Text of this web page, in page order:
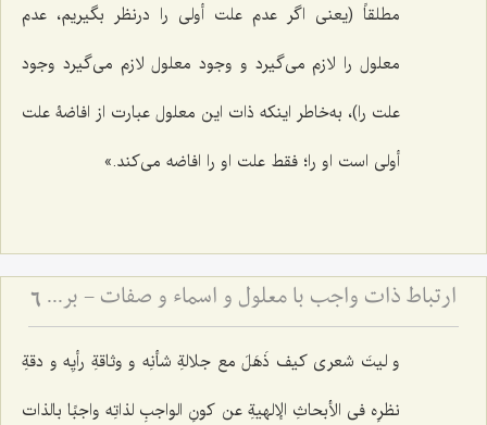
مطلقاً (یعنى اگر عدم علت أولى را درنظر بگیریم، عدم
معلول را لازم مى‌گیرد و وجود معلول لازم مى‌گیرد وجود
علت را)، به‌خاطر اینکه ذات این معلول عبارت از افاضۀ علت
أولى است او را؛ فقط علت او را افاضه مى‌کند.»
ارتباط ذات واجب با معلول و اسماء و صفات - بررسی پیوند علت، معلول و فیض الهی 6
و لیتَ شعری کیف ذَهَلَ مع جلالةِ شأنِه و وثاقةِ رأیِه و دقةِ
نظرِه فی الأبحاثِ الإلهیةِ عن کونِ الواجبِ لذاتِه واجبًا بالذات